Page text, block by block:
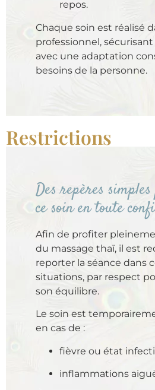
repos.
Chaque soin est réalisé
professionnel,
avec une adaptation
besoins de la personne.
Restrictions
Des repères
ce soin en toute
Afin de profiter
du massage thaï, il est
reporter la séance dans
situations, par respect
son équilibre.
Le soin est
en cas de :
fièvre ou état
inflammations